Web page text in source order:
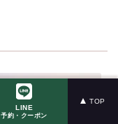
LINE
予約・クーポン
TOP